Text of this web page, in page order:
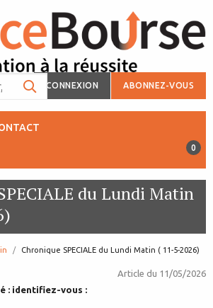
CONNEXION ABONNEZ-VOUS
0
du Lundi Matin
page:
Chronique SPECIALE du Lundi Matin ( 11-5-2026)
Article du 11/05/2026
: identifiez-vous :